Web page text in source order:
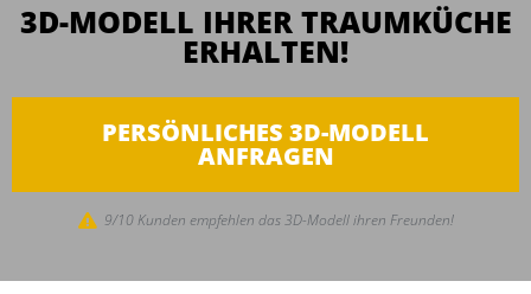
3D-MODELL IHRER TRAUMKÜCHE
ERHALTEN!
PERSÖNLICHES 3D-MODELL
ANFRAGEN
9/10 Kunden empfehlen das 3D-Modell ihren Freunden!